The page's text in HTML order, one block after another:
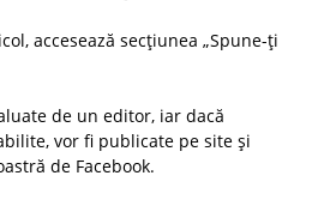
accesează secțiunea „Spune-ți
de un editor, iar dacă
vor fi publicate pe site și
de Facebook.